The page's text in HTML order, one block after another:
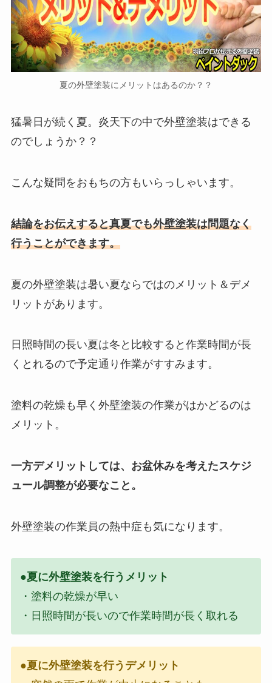
夏の外壁塗装にメリットはあるのか？？
猛暑日が続く夏。炎天下の中で外壁塗装はできる
のでしょうか？？
こんな疑問をおもちの方もいらっしゃいます。
結論をお伝えすると真夏でも外壁塗装は問題なく
行うことができます。
夏の外壁塗装は暑い夏ならではのメリット＆デメ
リットがあります。
日照時間の長い夏は冬と比較すると作業時間が長
くとれるので予定通り作業がすすみます。
塗料の乾燥も早く外壁塗装の作業がはかどるのは
メリット。
一方デメリットしては、お盆休みを考えたスケジ
ュール調整が必要なこと。
外壁塗装の作業員の熱中症も気になります。
●夏に外壁塗装を行うメリット
・塗料の乾燥が早い
・日照時間が長いので作業時間が長く取れる
●夏に外壁塗装を行うデメリット